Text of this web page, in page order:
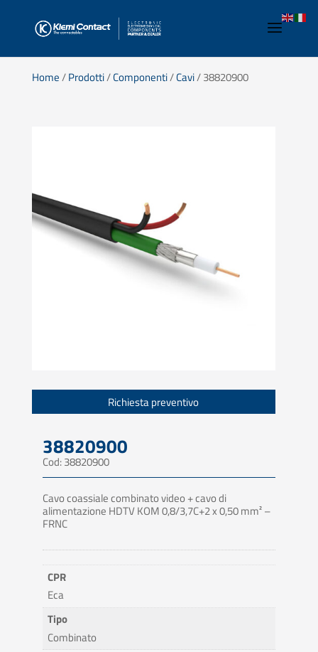
Home/Prodotti/Componenti/Cavi/ 38820900
Richiesta preventivo
38820900
Cod: 38820900
Cavo coassiale combinato video + cavo di
alimentazione HDTV KOM 0,8/3,7C+2 x 0,50 mm² –
FRNC
CPR
Eca
Tipo
Combinato